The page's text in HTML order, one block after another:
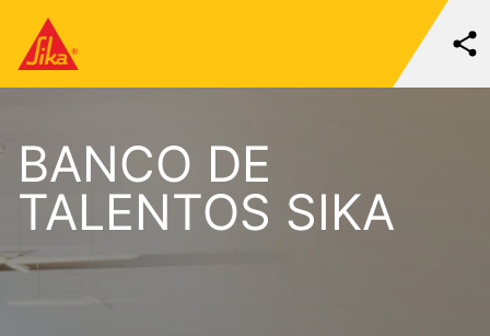
BANCO DE
TALENTOS SIKA